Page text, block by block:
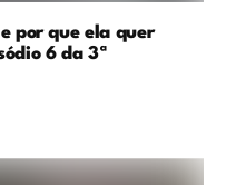
por que ela quer
6 da 3ª